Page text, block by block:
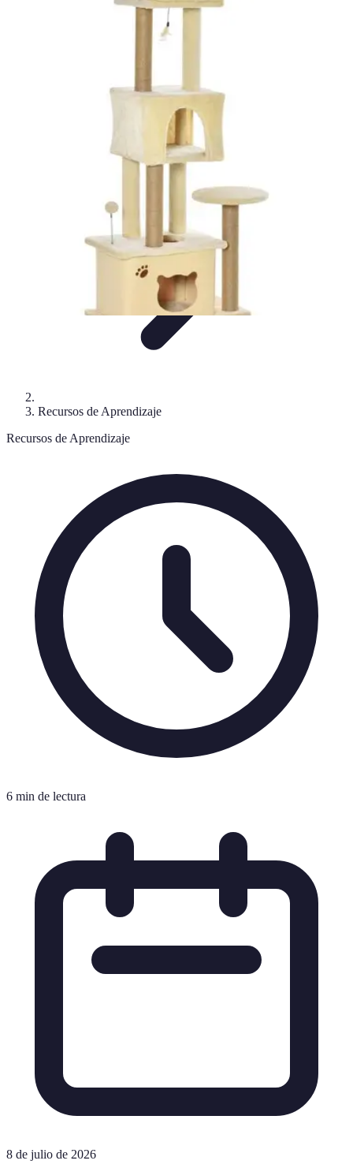
Consejos de Aprendizaje
Aprendizaje de Idiomas
Formación en Español
Recursos de Aprendizaje
Recursos de Aprendizaje
6 min de lectura
8 de julio de 2026